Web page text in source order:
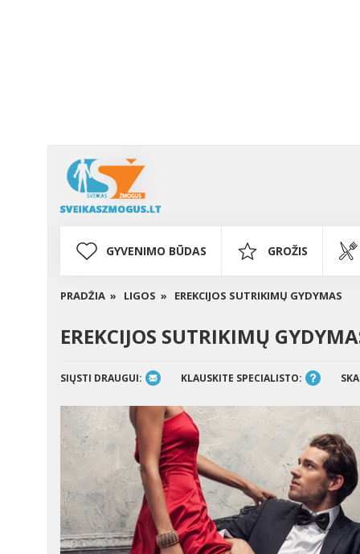
GYVENIMO BŪDAS GROŽIS
PRADŽIA » LIGOS » EREKCIJOS SUTRIKIMŲ GYDYMAS
EREKCIJOS SUTRIKIMŲ
SIŲSTI DRAUGUI: KLAUSKITE SPECIALISTO: